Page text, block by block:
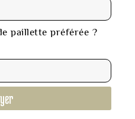
paillette préférée ?